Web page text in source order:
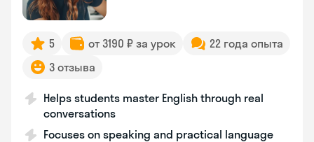
5 от 3190 ₽ за урок
22 года опыта
3 отзыва
Helps students master English through real
conversations
Focuses on speaking and practical language